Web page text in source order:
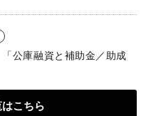
公庫融資と補助金／助成
こちら